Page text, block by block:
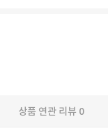
상품 연관 리뷰 0